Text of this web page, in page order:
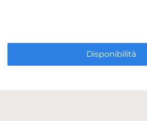
Disponibilità